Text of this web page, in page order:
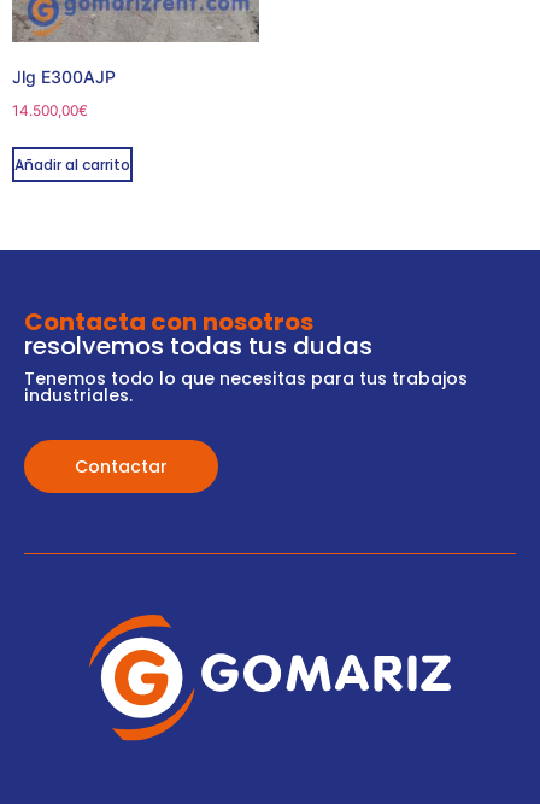
Jlg E300AJP
14.500,00€
Añadir al carrito
Contacta con nosotros
resolvemos todas tus dudas
Tenemos todo lo que necesitas para tus trabajos
industriales.
Contactar